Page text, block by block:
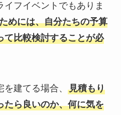
イフイベントでもありま
めには、自分たちの予算
て比較検討することが必
建てる場合、 見積もり
たら良いのか、何に気を